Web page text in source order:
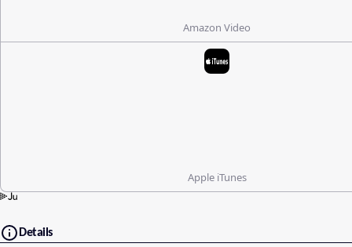
Amazon Video
Apple iTunes
Details